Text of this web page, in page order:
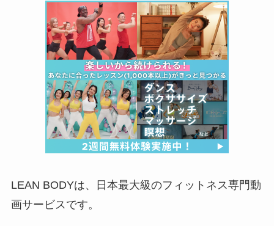
LEAN BODYは、日本最大級のフィットネス専門動
画サービスです。